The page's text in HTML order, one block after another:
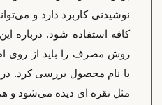
نوشیدنی کاربرد دارد و
کافه استفاده شود. درباره
روش مصرف را باید از روی
یا نام محصول بررسی کرد. در
مثل نقره ای دیده می‌شود و